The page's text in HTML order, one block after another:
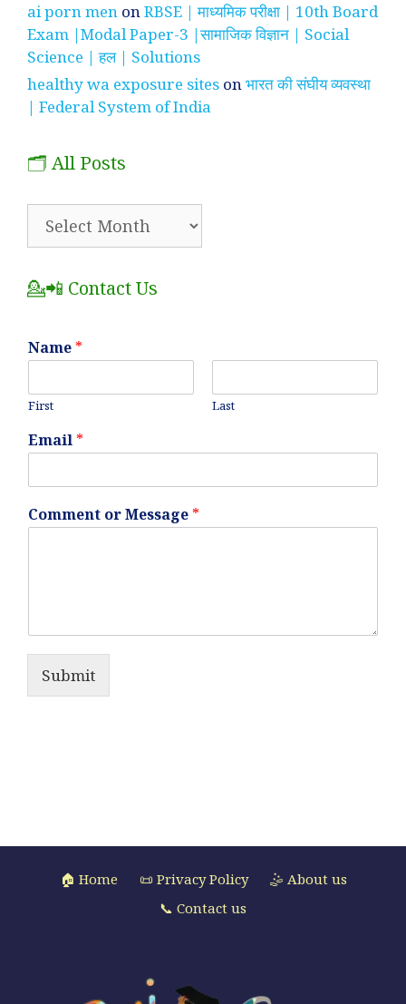
ai porn men onRBSE | माध्यमिक परीक्षा | 10th Board
Exam |Modal Paper-3 |सामाजिक विज्ञान | Social
Science | हल | Solutions
healthy wa exposure sites onभारत की संघीय व्यवस्था
| Federal System of India
🗂️ All Posts
💁📲 Contact Us
Name *
First Last
Email *
Comment or Message *
Submit
🏠 Home 📜 Privacy Policy
🤹 About us
📞 Contact us